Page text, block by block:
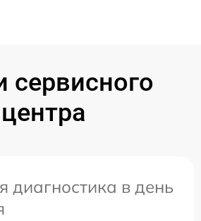
сервисного
центра
диагностика в день